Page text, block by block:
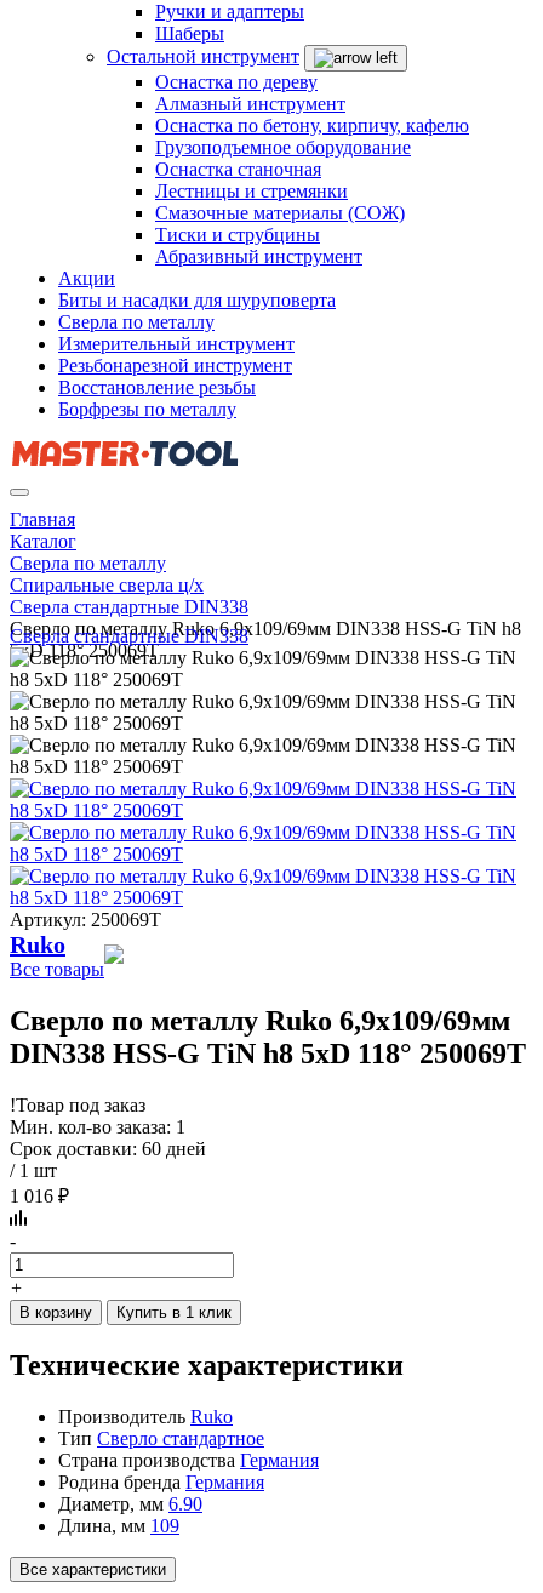
Ручки и адаптеры
Шаберы
Остальной инструмент
Оснастка по дереву
Алмазный инструмент
Оснастка по бетону, кирпичу, кафелю
Грузоподъемное оборудование
Оснастка станочная
Лестницы и стремянки
Смазочные материалы (СОЖ)
Тиски и струбцины
Абразивный инструмент
Акции
Биты и насадки для шуруповерта
Сверла по металлу
Измерительный инструмент
Резьбонарезной инструмент
Восстановление резьбы
Борфрезы по металлу
Главная
Каталог
Сверла по металлу
Спиральные сверла ц/х
Сверла стандартные DIN338
Сверло по металлу Ruko 6,9x109/69мм DIN338 HSS-G TiN h8
5xD 118° 250069T
Сверла стандартные DIN338
Артикул: 250069T
Ruko
Все товары
Сверло по металлу Ruko 6,9x109/69мм
DIN338 HSS-G TiN h8 5xD 118° 250069T
!Товар под заказ
Мин. кол-во заказа: 1
Срок доставки: 60 дней
/ 1 шт
1 016 ₽
-
+
В корзину Купить в 1 клик
Технические характеристики
Производитель Ruko
Тип Сверло стандартное
Страна производства Германия
Родина бренда Германия
Диаметр, мм 6.90
Длина, мм 109
Все характеристики